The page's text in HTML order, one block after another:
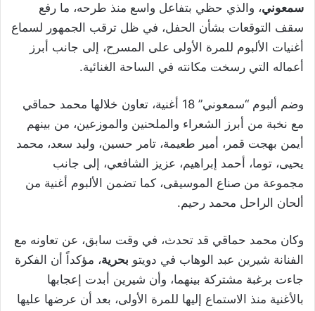
سمعوني، والذي حظي بتفاعل واسع منذ طرحه، ما رفع
سقف التوقعات بشأن الحفل، في ظل ترقب الجمهور لسماع
أغنيات الألبوم للمرة الأولى على المسرح، إلى جانب أبرز
أعماله التي رسخت مكانته في الساحة الغنائية.
وضم ألبوم “سمعوني” 18 أغنية، تعاون خلالها محمد حماقي
مع نخبة من أبرز الشعراء والملحنين والموزعين، من بينهم
أيمن بهجت قمر، أمير طعيمة، تامر حسين، وليد سعد، محمد
يحيى، توما، أحمد إبراهيم، عزيز الشافعي، إلى جانب
مجموعة من صناع الموسيقى، كما تضمن الألبوم أغنية من
ألحان الراحل محمد رحيم.
وكان محمد حماقي قد تحدث، في وقت سابق، عن تعاونه مع
الفنانة شيرين عبد الوهاب في دويتو بحرية، مؤكداً أن الفكرة
جاءت برغبة مشتركة بينهما، وأن شيرين أبدت إعجابها
بالأغنية منذ الاستماع إليها للمرة الأولى، بعد أن عرضها عليها